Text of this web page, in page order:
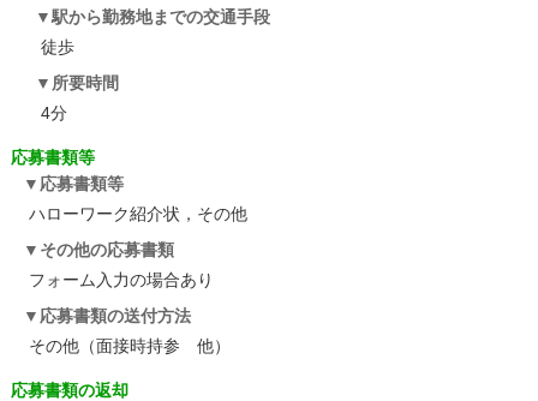
駅から勤務地までの交通手段
徒歩
所要時間
4分
応募書類等
応募書類等
ハローワーク紹介状，その他
その他の応募書類
フォーム入力の場合あり
応募書類の送付方法
その他（面接時持参 他）
応募書類の返却